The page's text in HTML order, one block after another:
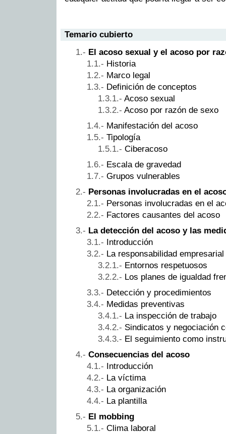
Temario cubierto
El acoso sexual y el acoso por
Historia
Marco legal
Definición de conceptos
Acoso sexual
Acoso por razón de sexo
Manifestación del acoso
Tipología
Ciberacoso
Escala de gravedad
Grupos vulnerables
Personas involucradas en el
Personas involucradas en el
Factores causantes del acoso
La detección del acoso y las
Introducción
La responsabilidad empresarial
Entornos respetuosos
Los planes de igualdad
Detección y procedimientos
Medidas preventivas
La inspección de trabajo
Sindicatos y negociación
El seguimiento como
Consecuencias del acoso
Introducción
La víctima
La organización
La plantilla
El mobbing
Clima laboral